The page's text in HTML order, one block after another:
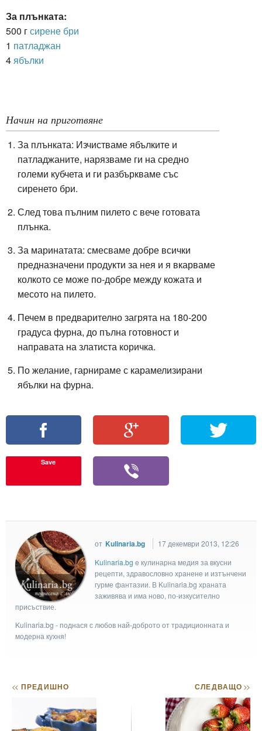
За плънката:
500 гсирене бри
1 патладжан
4 ябълки
Начин на приготвяне
За плънката: Изчистваме ябълките и
патладжаните, нарязваме ги на средно
големи кубчета и ги разбъркваме със
сиренето бри.
След това пълним пилето с вече готовата
плънка.
За маринатата: смесваме добре всички
предназначени продукти за нея и я вкарваме
колкото се може по-добре между кожата и
месото на пилето.
Печем в предварително загрята на 180-200
градусафурна, до пълна готовност и
направата на златиста коричка.
По желание, гарнираме с карамелизирани
ябълки на фурна.
Save
от Kulinaria.bg
17 декември 2013, 12:26
Kulinaria.bg e кулинарна медия за вкусни
рецепти, здравословно хранене и изтънчени
гурме фантазии. В Kulinaria.bg храната
заживява и има ново, по-изкусително
присъствие.
Kulinaria.bg - поднася с любов най-доброто от традиционната и
модерна кухня!
<< ПРЕДИШНО СЛЕДВАЩО>>